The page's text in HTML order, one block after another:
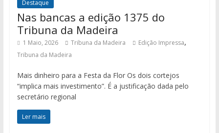
Destaque
Nas bancas a edição 1375 do
Tribuna da Madeira
1 Maio, 2026 Tribuna da Madeira Edição Impressa,
Tribuna da Madeira
Mais dinheiro para a Festa da Flor Os dois cortejos
“implica mais investimento”. É a justificação dada pelo
secretário regional
Ler mais